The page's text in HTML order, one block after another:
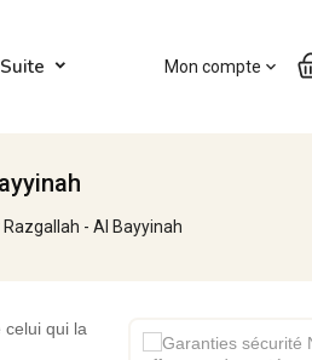
Suite Mon compte expand_more
- Al Bayyinah
qui la